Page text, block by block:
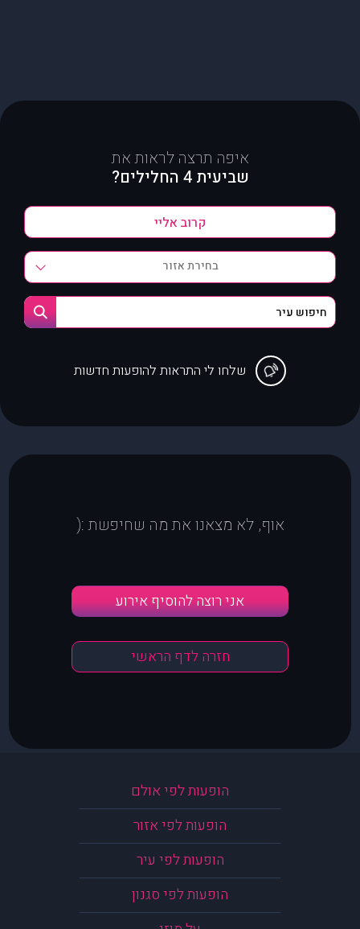
איפה תרצה לראות את
שביעית 4 החלילים?
בחירת אזור
שלחו לי התראות להופעות חדשות
אוף, לא מצאנו את מה שחיפשת :(
אני רוצה להוסיף אירוע
חזרה לדף הראשי
הופעות לפי אולם
הופעות לפי אזור
הופעות לפי עיר
הופעות לפי סגנון